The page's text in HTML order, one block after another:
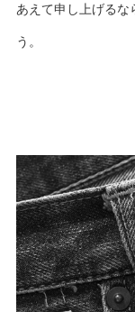
あえて申し上げるな
う。